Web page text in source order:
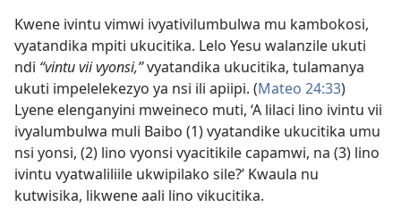
Kwene ivintu vimwi ivyativilumbulwa mu kambokosi,
vyatandika mpiti ukucitika. Lelo Yesu walanzile ukuti
ndi “vintu vii vyonsi,”vyatandika ukucitika, tulamanya
ukuti impelelekezyo ya nsi ili apiipi. (Mateo 24:33)
Lyene elenganyini mweineco muti, ‘A lilaci lino ivintu vii
ivyalumbulwa muli Baibo (1) vyatandike ukucitika umu
nsi yonsi, (2) lino vyonsi vyacitikile capamwi, na (3) lino
ivintu vyatwaliliile ukwipilako sile?’ Kwaula nu
kutwisika, likwene aali lino vikucitika.